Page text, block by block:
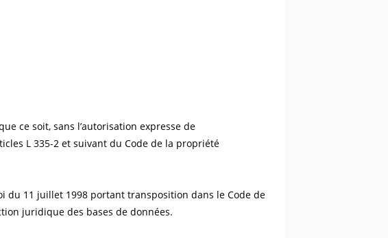
ce soit, sans l’autorisation expresse de
L 335-2 et suivant du Code de la propriété
du 11 juillet 1998 portant transposition dans le Code de
juridique des bases de données.